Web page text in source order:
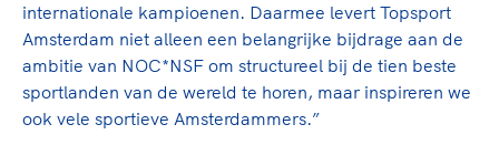
internationale kampioenen. Daarmee levert Topsport
Amsterdam niet alleen een belangrijke bijdrage aan de
ambitie van NOC*NSF om structureel bij de tien beste
sportlanden van de wereld te horen, maar inspireren we
ook vele sportieve Amsterdammers.”